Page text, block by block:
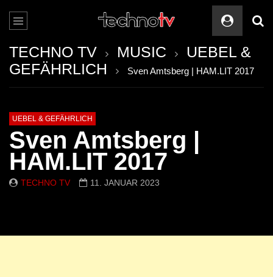
TECHNO TV MUSIC
UEBEL &
GEFÄHRLICH
Sven Amtsberg | HAM.LIT 2017
UEBEL & GEFÄHRLICH
Sven Amtsberg |
HAM.LIT 2017
TECHNO TV 11. JANUAR 2023